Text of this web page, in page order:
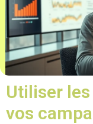
Utiliser
vos